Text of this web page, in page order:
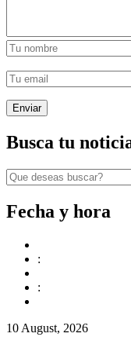
Busca tu
Fecha y hora
:
:
10 August, 2026